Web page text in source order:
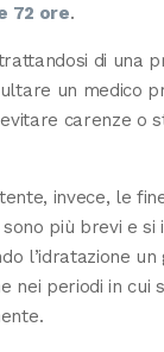
72 ore.
di una
un medico
carenze o
invece, le
più brevi e si
l’idratazione un
nei periodi in cui